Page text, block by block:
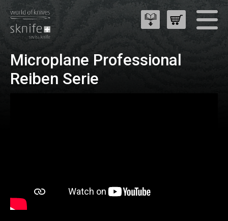
Microplane Professional
Reiben Serie